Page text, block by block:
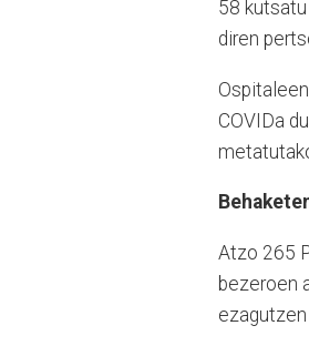
58
diren
COVIDa
Atzo 265
bezeroen
ezagutzen